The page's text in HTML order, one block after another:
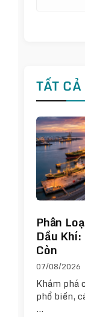
TẤT
Phân
Dầu
Còn
07/08/2026
Khám phá
phổ biến,
…